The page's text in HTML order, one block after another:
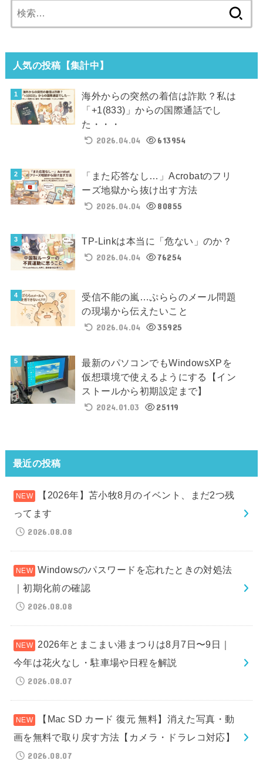
索:
人気の投稿【集計中】
海外からの突然の着信は詐欺？私は
「+1(833)」からの国際通話でし
た・・・
2026.04.04
613954
「また応答なし…」Acrobatのフリ
ーズ地獄から抜け出す方法
2026.04.04
80855
TP-Linkは本当に「危ない」のか？
2026.04.04
76254
受信不能の嵐…ぷららのメール問題
の現場から伝えたいこと
2026.04.04
35925
最新のパソコンでもWindowsXPを
仮想環境で使えるようにする【イン
ストールから初期設定まで】
2024.01.03
25119
最近の投稿
【2026年】苫小牧8月のイベント、まだ2つ残
ってます
2026.08.08
Windowsのパスワードを忘れたときの対処法
｜初期化前の確認
2026.08.08
2026年とまこまい港まつりは8月7日〜9日｜
今年は花火なし・駐車場や日程を解説
2026.08.07
【Mac SD カード 復元 無料】消えた写真・動
画を無料で取り戻す方法【カメラ・ドラレコ対応】
2026.08.07